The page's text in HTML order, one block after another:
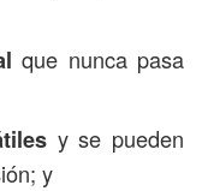
que nunca pasa
y se pueden
y